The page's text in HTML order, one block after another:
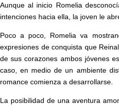
Aunque al inicio Romelia
intenciones hacia ella, la joven le
Poco a poco, Romelia va
expresiones de conquista que
de sus corazones ambos jóvenes
caso, en medio de un ambiente
romance comienza a desarrollarse.
La posibilidad de una aventura